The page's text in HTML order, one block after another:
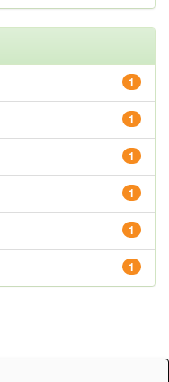
1
1
1
1
1
1